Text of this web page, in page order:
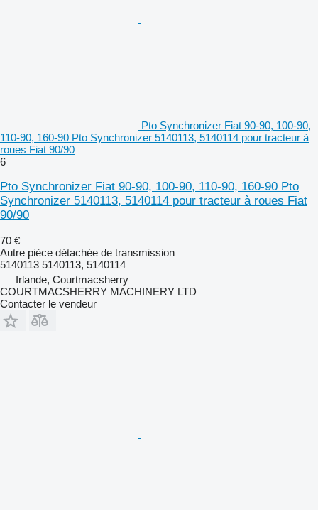
Pto Synchronizer Fiat 90-90, 100-90,
110-90, 160-90 Pto Synchronizer 5140113, 5140114 pour tracteur à
roues Fiat 90/90
6
Pto Synchronizer Fiat 90-90, 100-90, 110-90, 160-90 Pto
Synchronizer 5140113, 5140114 pour tracteur à roues Fiat
90/90
70 €
Autre pièce détachée de transmission
5140113 5140113, 5140114
Irlande, Courtmacsherry
COURTMACSHERRY MACHINERY LTD
Contacter le vendeur